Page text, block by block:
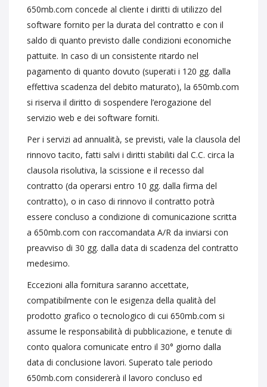
650mb.com concede al cliente i diritti di utilizzo del
software fornito per la durata del contratto e con il
saldo di quanto previsto dalle condizioni economiche
pattuite. In caso di un consistente ritardo nel
pagamento di quanto dovuto (superati i 120 gg. dalla
effettiva scadenza del debito maturato), la 650mb.com
si riserva il diritto di sospendere l’erogazione del
servizio web e dei software forniti.
Per i servizi ad annualità, se previsti, vale la clausola del
rinnovo tacito, fatti salvi i diritti stabiliti dal C.C. circa la
clausola risolutiva, la scissione e il recesso dal
contratto (da operarsi entro 10 gg. dalla firma del
contratto), o in caso di rinnovo il contratto potrà
essere concluso a condizione di comunicazione scritta
a 650mb.com con raccomandata A/R da inviarsi con
preavviso di 30 gg. dalla data di scadenza del contratto
medesimo.
Eccezioni alla fornitura saranno accettate,
compatibilmente con le esigenza della qualità del
prodotto grafico o tecnologico di cui 650mb.com si
assume le responsabilità di pubblicazione, e tenute di
conto qualora comunicate entro il 30° giorno dalla
data di conclusione lavori. Superato tale periodo
650mb.com considererà il lavoro concluso ed